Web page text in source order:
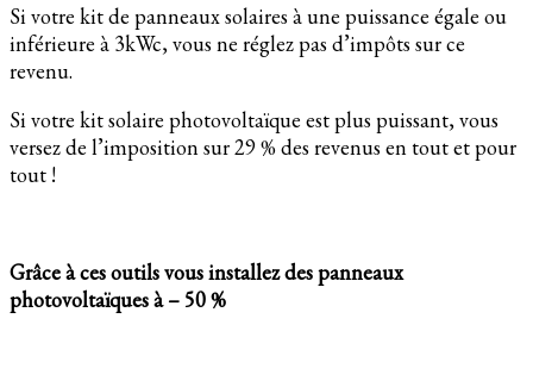
Si votre kit de panneaux solaires à une puissance égale ou
inférieure à 3kWc, vous ne réglez pas d’impôts sur ce
revenu.
Si votre kit solaire photovoltaïque est plus puissant, vous
versez de l’imposition sur 29 % des revenus en tout et pour
tout !
Grâce à ces outils vous installez des panneaux
photovoltaïques à – 50 %